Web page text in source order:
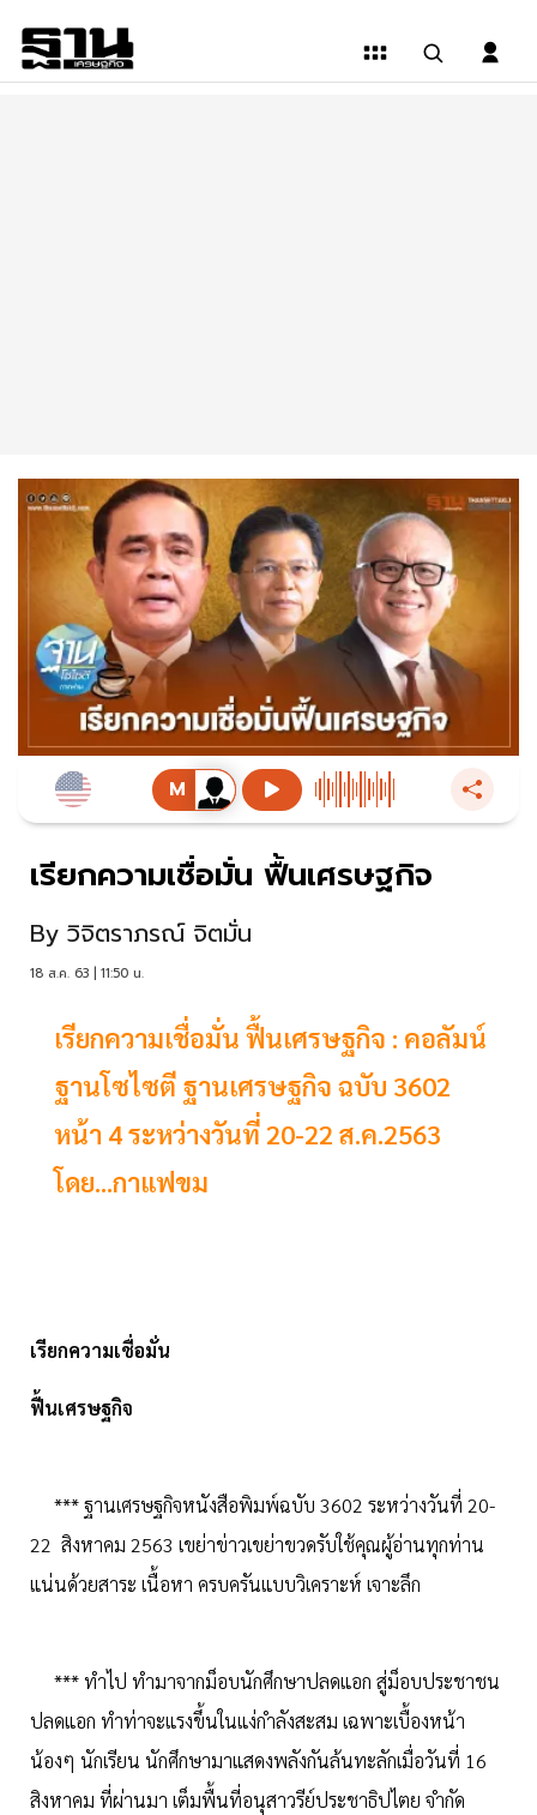
เรียกความเชื่อมั่น ฟื้นเศรษฐกิจ
By วิจิตราภรณ์ จิตมั่น
18 ส.ค. 63 | 11:50 น.
เรียกความเชื่อมั่น ฟื้นเศรษฐกิจ : คอลัมน์
ฐานโซไซตี ฐานเศรษฐกิจ ฉบับ 3602
หน้า 4 ระหว่างวันที่ 20-22 ส.ค.2563
โดย...กาแฟขม
เรียกความเชื่อมั่น
ฟื้นเศรษฐกิจ
*** ฐานเศรษฐกิจหนังสือพิมพ์ฉบับ 3602 ระหว่างวันที่ 20-
22 สิงหาคม 2563 เขย่าข่าวเขย่าขวดรับใช้คุณผู้อ่านทุกท่าน
แน่นด้วยสาระ เนื้อหา ครบครันแบบวิเคราะห์ เจาะลึก
*** ทำไป ทำมาจากม็อบนักศึกษาปลดแอก สู่ม็อบประชาชน
ปลดแอก ทำท่าจะแรงขึ้นในแง่กำลังสะสม เฉพาะเบื้องหน้า
น้องๆ นักเรียน นักศึกษามาแสดงพลังกันล้นทะลักเมื่อวันที่ 16
สิงหาคม ที่ผ่านมา เต็มพื้นที่อนุสาวรีย์ประชาธิปไตย จำกัด